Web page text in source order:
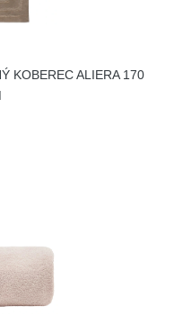
KOBEREC ALIERA 170